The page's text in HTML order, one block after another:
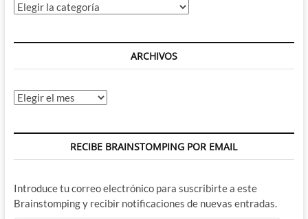
Categorías
ARCHIVOS
Archivos
RECIBE BRAINSTOMPING POR EMAIL
Introduce tu correo electrónico para suscribirte a este
Brainstomping y recibir notificaciones de nuevas entradas.